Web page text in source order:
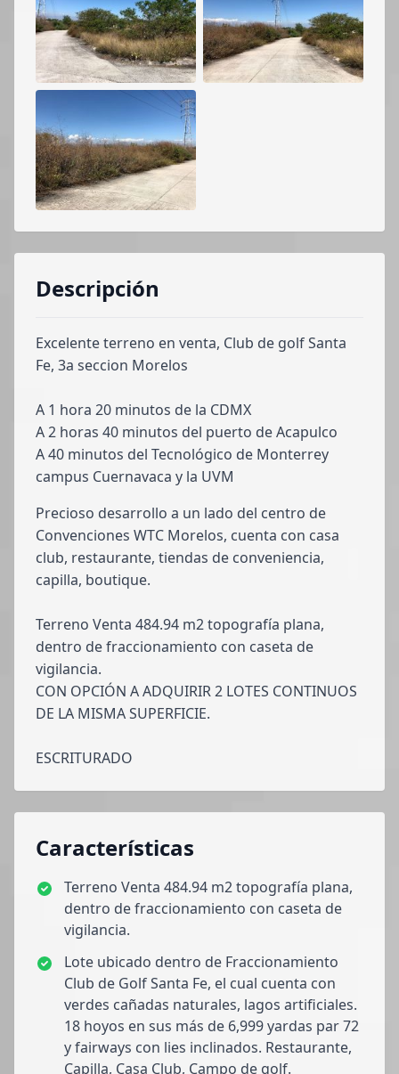
Descripción
Excelente terreno en venta, Club de golf Santa
Fe, 3a seccion Morelos
A 1 hora 20 minutos de la CDMX
A 2 horas 40 minutos del puerto de Acapulco
A 40 minutos del Tecnológico de Monterrey
campus Cuernavaca y la UVM
Precioso desarrollo a un lado del centro de
Convenciones WTC Morelos, cuenta con casa
club, restaurante, tiendas de conveniencia,
capilla, boutique.
Terreno Venta 484.94 m2 topografía plana,
dentro de fraccionamiento con caseta de
vigilancia.
CON OPCIÓN A ADQUIRIR 2 LOTES CONTINUOS
DE LA MISMA SUPERFICIE.
ESCRITURADO
Características
Terreno Venta 484.94 m2 topografía plana,
dentro de fraccionamiento con caseta de
vigilancia.
Lote ubicado dentro de Fraccionamiento
Club de Golf Santa Fe, el cual cuenta con
verdes cañadas naturales, lagos artificiales.
18 hoyos en sus más de 6,999 yardas par 72
y fairways con lies inclinados. Restaurante,
Capilla, Casa Club, Campo de golf.